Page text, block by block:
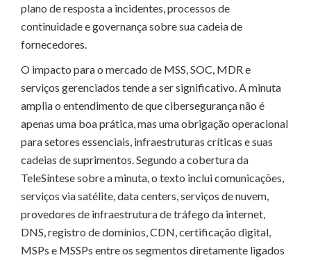
plano de resposta a incidentes, processos de
continuidade e governança sobre sua cadeia de
fornecedores.
O impacto para o mercado de MSS, SOC, MDR e
serviços gerenciados tende a ser significativo. A minuta
amplia o entendimento de que cibersegurança não é
apenas uma boa prática, mas uma obrigação operacional
para setores essenciais, infraestruturas críticas e suas
cadeias de suprimentos. Segundo a cobertura da
TeleSíntese sobre a minuta, o texto inclui comunicações,
serviços via satélite, data centers, serviços de nuvem,
provedores de infraestrutura de tráfego da internet,
DNS, registro de domínios, CDN, certificação digital,
MSPs e MSSPs entre os segmentos diretamente ligados